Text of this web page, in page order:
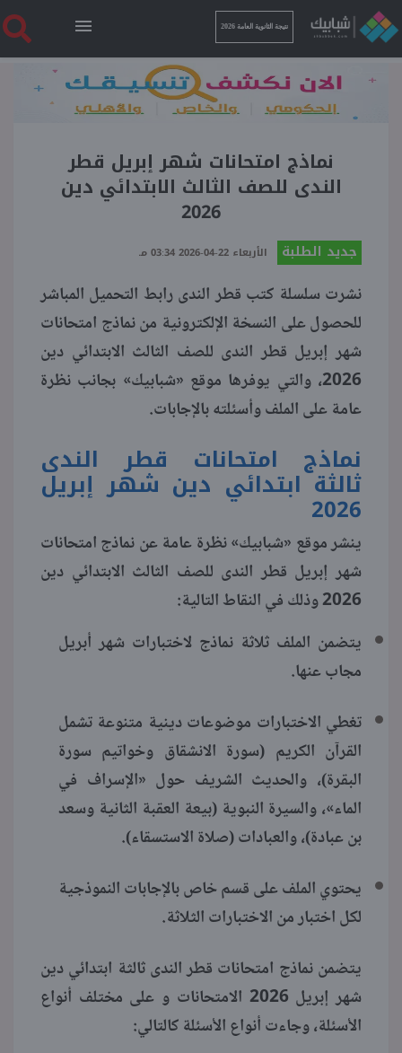
نتيجة الثانوية العامة 2026
الرئيسية
نتيجة الثانوية العامة 2026
أخبار ساخنة
بوابة الطلبة
ملفات
نماذج امتحانات شهر إبريل قطر
الندى للصف الثالث الابتدائي دين
2026
جديد الطلبة الأربعاء 22-04-2026 03:34 مـ
نشرت سلسلة كتب قطر الندى رابط التحميل المباشر
للحصول على النسخة الإلكترونية من نماذج امتحانات
شهر إبريل قطر الندى للصف الثالث الابتدائي دين
2026، والتي يوفرها موقع «شبابيك» بجانب نظرة
عامة على الملف وأسئلته بالإجابات.
نماذج امتحانات قطر الندى
ثالثة ابتدائي دين شهر إبريل
2026
ينشر موقع «شبابيك» نظرة عامة عن نماذج امتحانات
شهر إبريل قطر الندى للصف الثالث الابتدائي دين
2026 وذلك في النقاط التالية:
يتضمن الملف ثلاثة نماذج لاختبارات شهر أبريل
مجاب عنها.
تغطي الاختبارات موضوعات دينية متنوعة تشمل
القرآن الكريم (سورة الانشقاق وخواتيم سورة
البقرة)، والحديث الشريف حول «الإسراف في
الماء»، والسيرة النبوية (بيعة العقبة الثانية وسعد
بن عبادة)، والعبادات (صلاة الاستسقاء).
يحتوي الملف على قسم خاص بالإجابات النموذجية
لكل اختبار من الاختبارات الثلاثة.
يتضمن نماذج امتحانات قطر الندى ثالثة ابتدائي دين
شهر إبريل 2026 الامتحانات و على مختلف أنواع
الأسئلة، وجاءت أنواع الأسئلة كالتالي: